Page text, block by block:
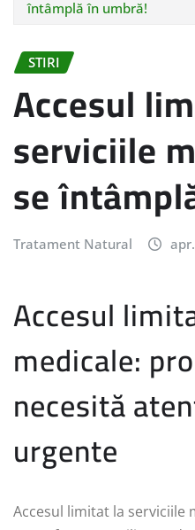
întâmplă în umbră!
STIRI
Accesul
serviciile
se
Tratament Natural
Accesul
medicale:
necesită
urgente
Accesul limitat la serviciile